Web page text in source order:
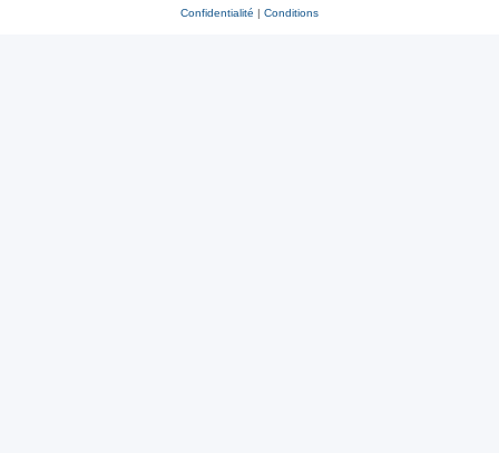
Confidentialité | Conditions